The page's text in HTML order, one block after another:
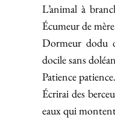
L’animal à
Écumeur de
Dormeur dodu
docile sans
Patience patience.
Écrirai des
eaux qui